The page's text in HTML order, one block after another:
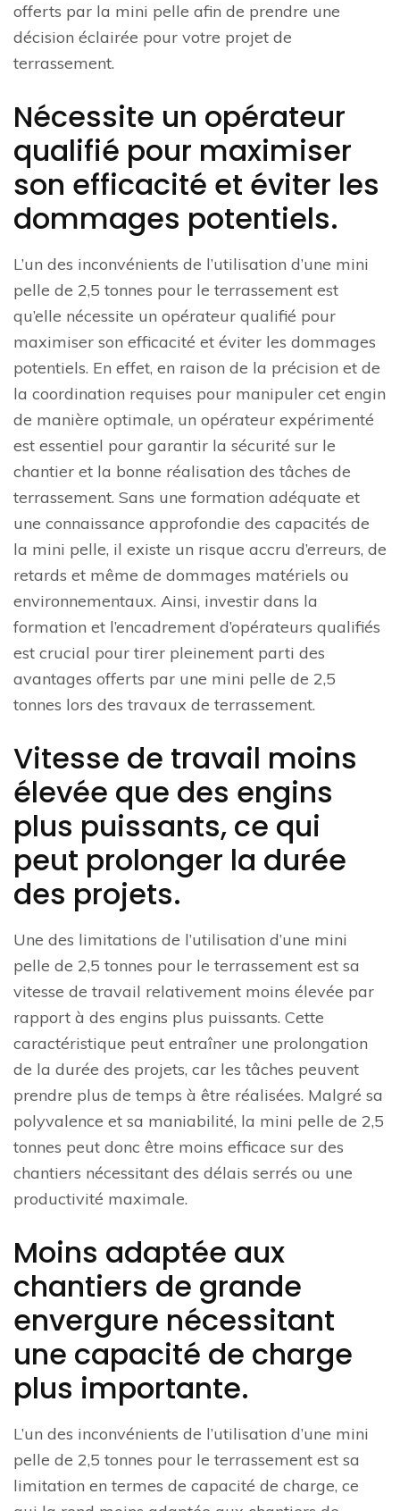
offerts par la mini pelle afin de prendre une
décision éclairée pour votre projet de
terrassement.
Nécessite un opérateur
qualifié pour maximiser
son efficacité et éviter les
dommages potentiels.
L’un des inconvénients de l’utilisation d’une mini
pelle de 2,5 tonnes pour le terrassement est
qu’elle nécessite un opérateur qualifié pour
maximiser son efficacité et éviter les dommages
potentiels. En effet, en raison de la précision et de
la coordination requises pour manipuler cet engin
de manière optimale, un opérateur expérimenté
est essentiel pour garantir la sécurité sur le
chantier et la bonne réalisation des tâches de
terrassement. Sans une formation adéquate et
une connaissance approfondie des capacités de
la mini pelle, il existe un risque accru d’erreurs, de
retards et même de dommages matériels ou
environnementaux. Ainsi, investir dans la
formation et l’encadrement d’opérateurs qualifiés
est crucial pour tirer pleinement parti des
avantages offerts par une mini pelle de 2,5
tonnes lors des travaux de terrassement.
Vitesse de travail moins
élevée que des engins
plus puissants, ce qui
peut prolonger la durée
des projets.
Une des limitations de l’utilisation d’une mini
pelle de 2,5 tonnes pour le terrassement est sa
vitesse de travail relativement moins élevée par
rapport à des engins plus puissants. Cette
caractéristique peut entraîner une prolongation
de la durée des projets, car les tâches peuvent
prendre plus de temps à être réalisées. Malgré sa
polyvalence et sa maniabilité, la mini pelle de 2,5
tonnes peut donc être moins efficace sur des
chantiers nécessitant des délais serrés ou une
productivité maximale.
Moins adaptée aux
chantiers de grande
envergure nécessitant
une capacité de charge
plus importante.
L’un des inconvénients de l’utilisation d’une mini
pelle de 2,5 tonnes pour le terrassement est sa
limitation en termes de capacité de charge, ce